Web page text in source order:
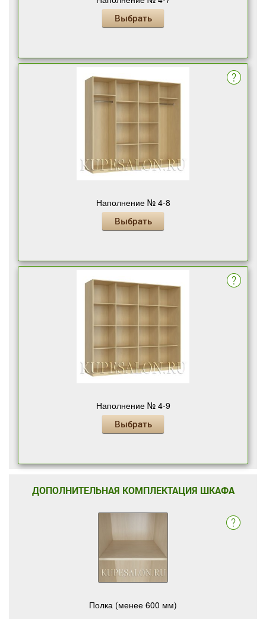
Выбрать
Наполнение № 4-8
Выбрать
Наполнение № 4-9
Выбрать
ДОПОЛНИТЕЛЬНАЯ КОМПЛЕКТАЦИЯ ШКАФА
Полка (менее 600 мм)